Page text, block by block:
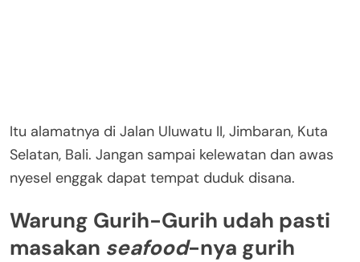
Itu alamatnya di Jalan Uluwatu II, Jimbaran, Kuta
Selatan, Bali. Jangan sampai kelewatan dan awas
nyesel enggak dapat tempat duduk disana.
Warung Gurih-Gurih udah pasti
masakan seafood-nya gurih